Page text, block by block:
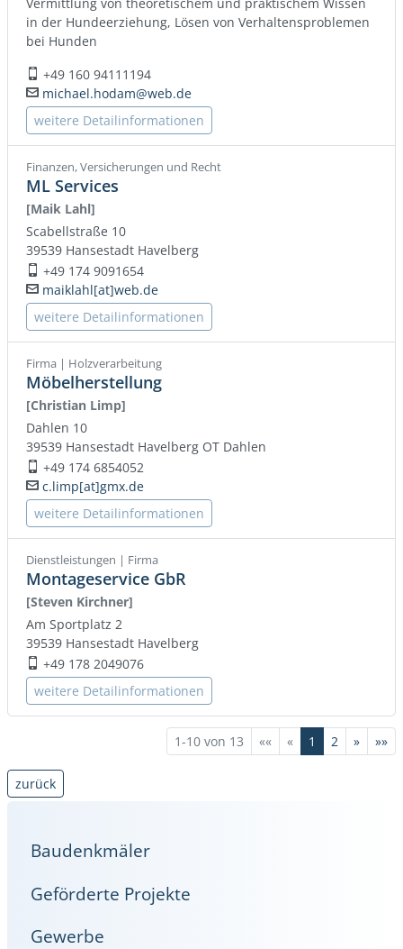
in der Hundeerziehung, Lösen von Verhaltensproblemen
bei Hunden
Mobil:
+49 160 94111194
E-Mail:
michael.hodam@web.de
weitere Detailinformationen
Finanzen, Versicherungen und Recht
ML Services
[Maik Lahl]
Scabellstraße 10
39539 Hansestadt Havelberg
Mobil:
+49 174 9091654
E-Mail:
maiklahl[at]web.de
weitere Detailinformationen
Firma | Holzverarbeitung
Möbelherstellung
[Christian Limp]
Dahlen 10
39539 Hansestadt Havelberg OT Dahlen
Mobil:
+49 174 6854052
E-Mail:
c.limp[at]gmx.de
weitere Detailinformationen
Dienstleistungen | Firma
Montageservice GbR
[Steven Kirchner]
Am Sportplatz 2
39539 Hansestadt Havelberg
Mobil:
+49 178 2049076
weitere Detailinformationen
1-10 von 13 «« « 1 2 » »»
zurück
Baudenkmäler
Geförderte Projekte
Gewerbe